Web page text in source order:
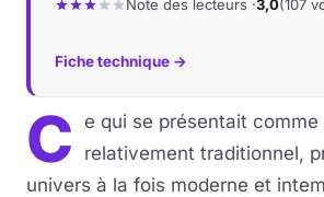
Note des lecteurs ·3,0(107
Fiche technique →
C
e qui se présentait comme
relativement traditionnel,
univers à la fois moderne et